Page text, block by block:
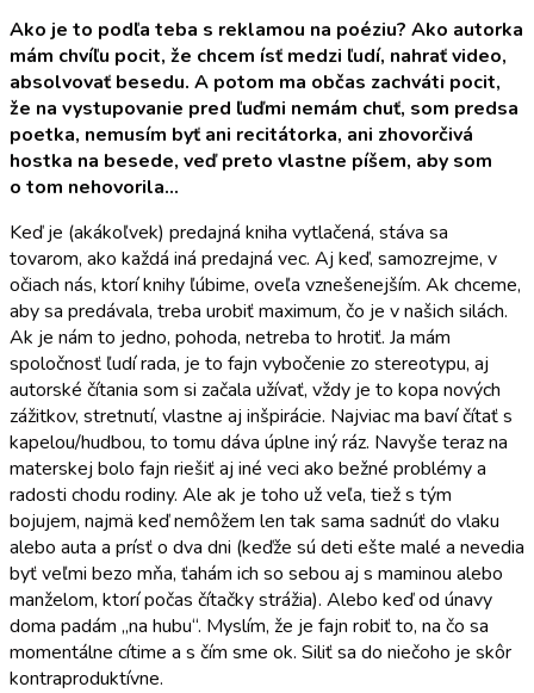
Ako je to podľa teba s reklamou na poéziu? Ako autorka
mám chvíľu pocit, že chcem ísť medzi ľudí, nahrať video,
absolvovať besedu. A potom ma občas zachváti pocit,
že na vystupovanie pred ľuďmi nemám chuť, som predsa
poetka, nemusím byť ani recitátorka, ani zhovorčivá
hostka na besede, veď preto vlastne píšem, aby som
o tom nehovorila…
Keď je (akákoľvek) predajná kniha vytlačená, stáva sa
tovarom, ako každá iná predajná vec. Aj keď, samozrejme, v
očiach nás, ktorí knihy ľúbime, oveľa vznešenejším. Ak chceme,
aby sa predávala, treba urobiť maximum, čo je v našich silách.
Ak je nám to jedno, pohoda, netreba to hrotiť. Ja mám
spoločnosť ľudí rada, je to fajn vybočenie zo stereotypu, aj
autorské čítania som si začala užívať, vždy je to kopa nových
zážitkov, stretnutí, vlastne aj inšpirácie. Najviac ma baví čítať s
kapelou/hudbou, to tomu dáva úplne iný ráz. Navyše teraz na
materskej bolo fajn riešiť aj iné veci ako bežné problémy a
radosti chodu rodiny. Ale ak je toho už veľa, tiež s tým
bojujem, najmä keď nemôžem len tak sama sadnúť do vlaku
alebo auta a prísť o dva dni (keďže sú deti ešte malé a nevedia
byť veľmi bezo mňa, ťahám ich so sebou aj s maminou alebo
manželom, ktorí počas čítačky strážia). Alebo keď od únavy
doma padám „na hubu“. Myslím, že je fajn robiť to, na čo sa
momentálne cítime a s čím sme ok. Siliť sa do niečoho je skôr
kontraproduktívne.